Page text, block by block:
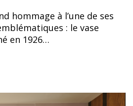
hommage à l’une de ses
: le vase
en 1926…